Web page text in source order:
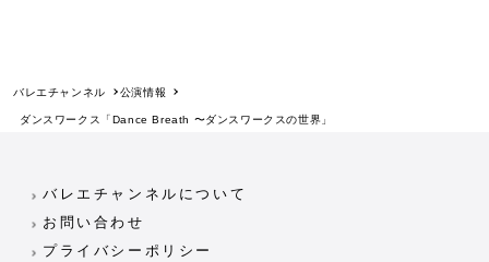
バレエチャンネル 公演情報
ダンスワークス「Dance Breath 〜ダンスワークスの世界」
バレエチャンネルについて
お問い合わせ
プライバシーポリシー